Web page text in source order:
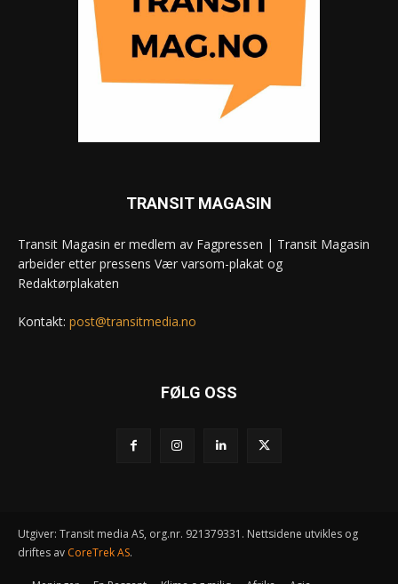
TRANSIT MAGASIN
Transit Magasin er medlem av Fagpressen | Transit Magasin
arbeider etter pressens Vær varsom-plakat og
Redaktørplakaten
Kontakt: post@transitmedia.no
FØLG OSS
Utgiver: Transit media AS, org.nr. 921379331. Nettsidene utvikles og
driftes av CoreTrek AS.